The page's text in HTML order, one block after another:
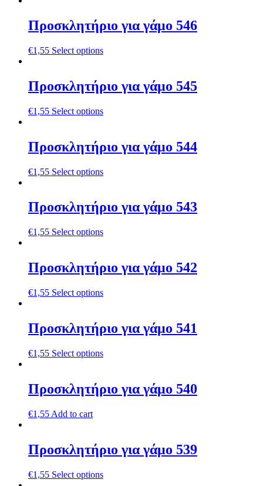
Προσκλητήριο για γάμο 546
€1,55 Select options
Προσκλητήριο για γάμο 545
€1,55 Select options
Προσκλητήριο για γάμο 544
€1,55 Select options
Προσκλητήριο για γάμο 543
€1,55 Select options
Προσκλητήριο για γάμο 542
€1,55 Select options
Προσκλητήριο για γάμο 541
€1,55 Select options
Προσκλητήριο για γάμο 540
€1,55 Add to cart
Προσκλητήριο για γάμο 539
€1,55 Select options